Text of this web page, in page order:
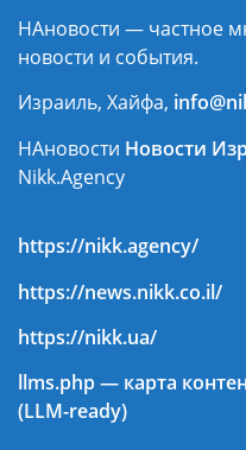
НАновости — частное
новости и события.
Израиль, Хайфа,
НАновости Новости
Nikk.Agency
https://nikk.agency/
https://news.nikk.co.il/
https://nikk.ua/
llms.php — карта
(LLM-ready)